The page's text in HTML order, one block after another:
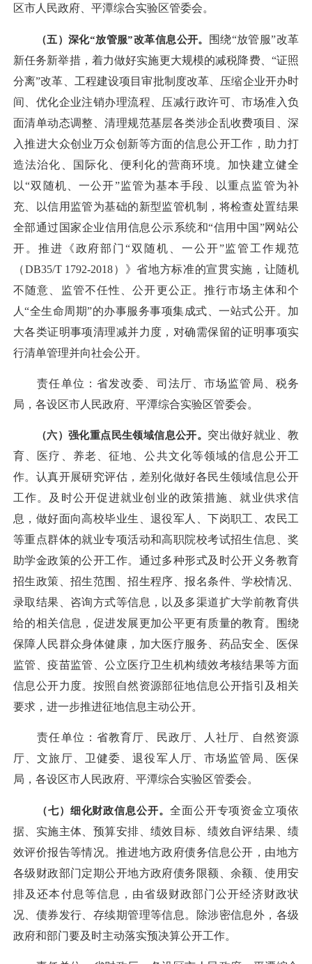
区市人民政府、平潭综合实验区管委会。
（五）深化“放管服”改革信息公开。
围绕“放管服”改革
新任务新举措，着力做好实施更大规模的减税降费、“证照
分离”改革、工程建设项目审批制度改革、压缩企业开办时
间、优化企业注销办理流程、压减行政许可、市场准入负
面清单动态调整、清理规范基层各类涉企乱收费项目、深
入推进大众创业万众创新等方面的信息公开工作，助力打
造法治化、国际化、便利化的营商环境。加快建立健全
以“双随机、一公开”监管为基本手段、以重点监管为补
充、以信用监管为基础的新型监管机制，将检查处置结果
全部通过国家企业信用信息公示系统和“信用中国”网站公
开。推进《政府部门“双随机、一公开”监管工作规范
（DB35/T 1792-2018）》省地方标准的宣贯实施，让随机
不随意、监管不任性、公开更公正。推行市场主体和个
人“全生命周期”的办事服务事项集成式、一站式公开。加
大各类证明事项清理减并力度，对确需保留的证明事项实
行清单管理并向社会公开。
责任单位：省发改委、司法厅、市场监管局、税务
局，各设区市人民政府、平潭综合实验区管委会。
（六）强化重点民生领域信息公开。 突出做好就业、教
育、医疗、养老、征地、公共文化等领域的信息公开工
作。认真开展研究评估，差别化做好各民生领域信息公开
工作。及时公开促进就业创业的政策措施、就业供求信
息，做好面向高校毕业生、退役军人、下岗职工、农民工
等重点群体的就业专项活动和高职院校考试招生信息、奖
助学金政策的公开工作。通过多种形式及时公开义务教育
招生政策、招生范围、招生程序、报名条件、学校情况、
录取结果、咨询方式等信息，以及多渠道扩大学前教育供
给的相关信息，促进发展更加公平更有质量的教育。围绕
保障人民群众身体健康，加大医疗服务、药品安全、医保
监管、疫苗监管、公立医疗卫生机构绩效考核结果等方面
信息公开力度。按照自然资源部征地信息公开指引及相关
要求，进一步推进征地信息主动公开。
责任单位：省教育厅、民政厅、人社厅、自然资源
厅、文旅厅、卫健委、退役军人厅、市场监管局、医保
局，各设区市人民政府、平潭综合实验区管委会。
（七）细化财政信息公开。 全面公开专项资金立项依
据、实施主体、预算安排、绩效目标、绩效自评结果、绩
效评价报告等情况。推进地方政府债务信息公开，由地方
各级财政部门定期公开地方政府债务限额、余额、使用安
排及还本付息等信息，由省级财政部门公开经济财政状
况、债券发行、存续期管理等信息。除涉密信息外，各级
政府和部门要及时主动落实预决算公开工作。